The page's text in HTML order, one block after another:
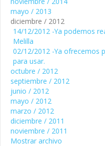
mayo / 2013
diciembre / 2012
14/12/2012 -Ya podemos
Melilla
02/12/2012 -Ya ofrecemos
para usar.
octubre / 2012
septiembre / 2012
junio / 2012
mayo / 2012
marzo / 2012
diciembre / 2011
noviembre / 2011
Mostrar archivo